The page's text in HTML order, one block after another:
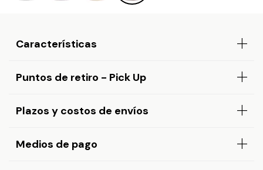
Características
Puntos de retiro - Pick Up
Plazos y costos de envíos
Medios de pago